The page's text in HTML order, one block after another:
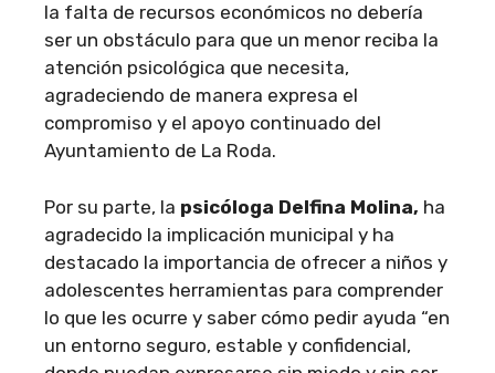
la falta de recursos económicos no debería
ser un obstáculo para que un menor reciba la
atención psicológica que necesita,
agradeciendo de manera expresa el
compromiso y el apoyo continuado del
Ayuntamiento de La Roda.
Por su parte, la psicóloga Delfina Molina, ha
agradecido la implicación municipal y ha
destacado la importancia de ofrecer a niños y
adolescentes herramientas para comprender
lo que les ocurre y saber cómo pedir ayuda “en
un entorno seguro, estable y confidencial,